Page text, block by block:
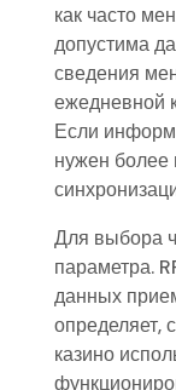
как часто
допустима
сведения
ежедневной
Если
нужен более
Для выбора
параметра.
данных
определяет,
казино